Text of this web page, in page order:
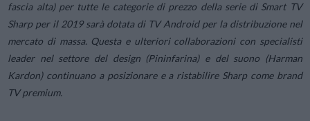
fascia alta) per tutte le categorie di prezzo della serie di Smart TV
Sharp per il 2019 sarà dotata di TV Android per la distribuzione nel
mercato di massa. Questa e ulteriori collaborazioni con specialisti
leader nel settore del design (Pininfarina) e del suono (Harman
Kardon) continuano a posizionare e a ristabilire Sharp come brand
TV premium.